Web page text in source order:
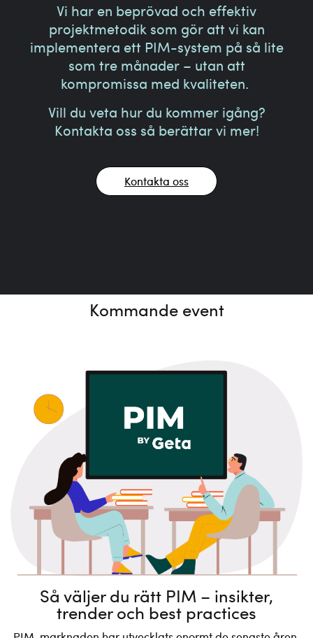
Vi har en beprövad och effektiv
projektmetodik som gör att vi kan
implementera ett PIM-system på så lite
som tre månader – utan att
kompromissa med kvaliteten.
Vill du veta hur du kommer igång?
Kontakta oss så berättar vi mer!
Kontakta oss
Kommande event
Så väljer du rätt PIM – insikter,
trender och best practices